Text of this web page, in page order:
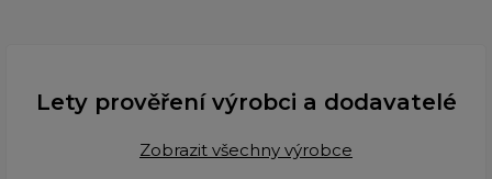
Lety prověření výrobci a dodavatelé
Zobrazit všechny výrobce